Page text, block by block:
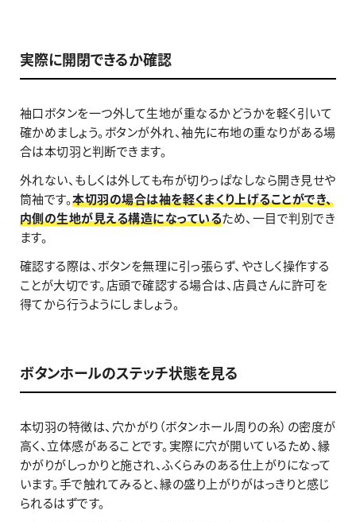
実際に開閉できるか確認
袖口ボタンを一つ外して生地が重なるかどうかを軽く引いて
確かめましょう。ボタンが外れ、袖先に布地の重なりがある場
合は本切羽と判断できます。
外れない、もしくは外しても布が切りっぱなしなら開き見せや
筒袖です。本切羽の場合は袖を軽くまくり上げることができ、
内側の生地が見える構造になっているため、一目で判別でき
ます。
確認する際は、ボタンを無理に引っ張らず、やさしく操作する
ことが大切です。店頭で確認する場合は、店員さんに許可を
得てから行うようにしましょう。
ボタンホールのステッチ状態を見る
本切羽の特徴は、穴かがり（ボタンホール周りの糸）の密度が
高く、立体感があることです。実際に穴が開いているため、縁
かがりがしっかりと施され、ふくらみのある仕上がりになって
います。手で触れてみると、縁の盛り上がりがはっきりと感じ
られるはずです。